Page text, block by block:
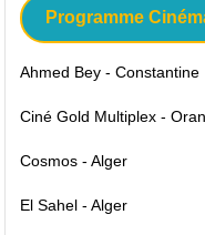
Programme
Ahmed Bey - Constantine
Ciné Gold Multiplex - Oran
Cosmos - Alger
El Sahel - Alger